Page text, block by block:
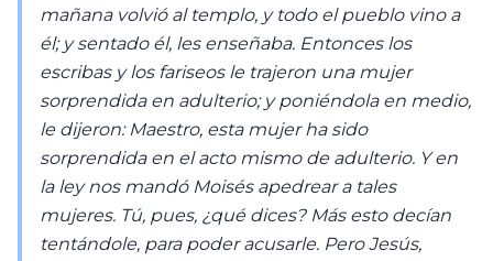
mañana volvió al templo, y todo el pueblo vino a
él; y sentado él, les enseñaba. Entonces los
escribas y los fariseos le trajeron una mujer
sorprendida en adulterio; y poniéndola en medio,
le dijeron: Maestro, esta mujer ha sido
sorprendida en el acto mismo de adulterio. Y en
la ley nos mandó Moisés apedrear a tales
mujeres. Tú, pues, ¿qué dices? Más esto decían
tentándole, para poder acusarle. Pero Jesús,